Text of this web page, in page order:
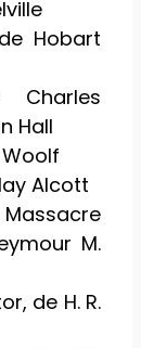
Hobart
Hall
Alcott
Massacre
M.
de H. R.